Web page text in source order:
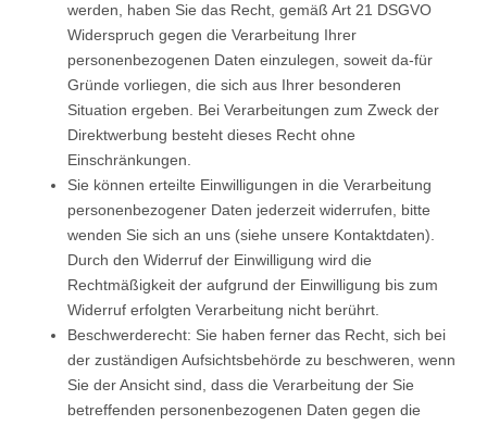
werden, haben Sie das Recht, gemäß Art 21 DSGVO
Widerspruch gegen die Verarbeitung Ihrer
personenbezogenen Daten einzulegen, soweit da-für
Gründe vorliegen, die sich aus Ihrer besonderen
Situation ergeben. Bei Verarbeitungen zum Zweck der
Direktwerbung besteht dieses Recht ohne
Einschränkungen.
Sie können erteilte Einwilligungen in die Verarbeitung
personenbezogener Daten jederzeit widerrufen, bitte
wenden Sie sich an uns (siehe unsere Kontaktdaten).
Durch den Widerruf der Einwilligung wird die
Rechtmäßigkeit der aufgrund der Einwilligung bis zum
Widerruf erfolgten Verarbeitung nicht berührt.
Beschwerderecht: Sie haben ferner das Recht, sich bei
der zuständigen Aufsichtsbehörde zu beschweren, wenn
Sie der Ansicht sind, dass die Verarbeitung der Sie
betreffenden personenbezogenen Daten gegen die